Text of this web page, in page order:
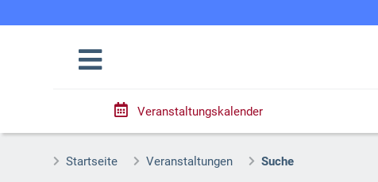
Veranstaltungskalender
Startseite Veranstaltungen Suche